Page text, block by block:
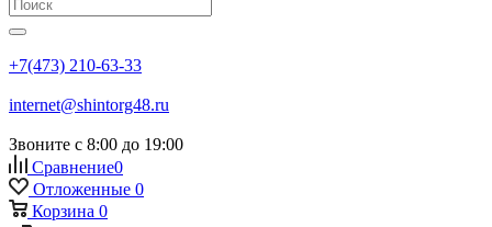
+7(473) 210-63-33
internet@shintorg48.ru
Звоните с 8:00 до 19:00
Сравнение0
Отложенные 0
Корзина 0